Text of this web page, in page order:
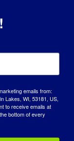
emails from:
Lakes, WI, 53181, US,
to receive emails at
bottom of every